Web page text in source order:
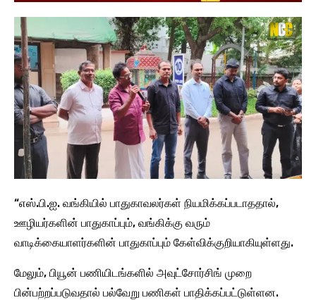
“எஸ்.பி.ஐ. வங்கியில் பாதுகாவலர்கள் நியமிக்கப்படாததால்,
ஊழியர்களின் பாதுகாப்பும், வங்கிக்கு வரும்
வாடிக்கையாளர்களின் பாதுகாப்பும் கேள்விக்குறியாகியுள்ளது.
மேலும், பியூன் பணியிடங்களில் அவுட்சோர்சிங் முறை
பின்பற்றப்படுவதால் பல்வேறு பணிகள் பாதிக்கப்பட்டுள்ளன.